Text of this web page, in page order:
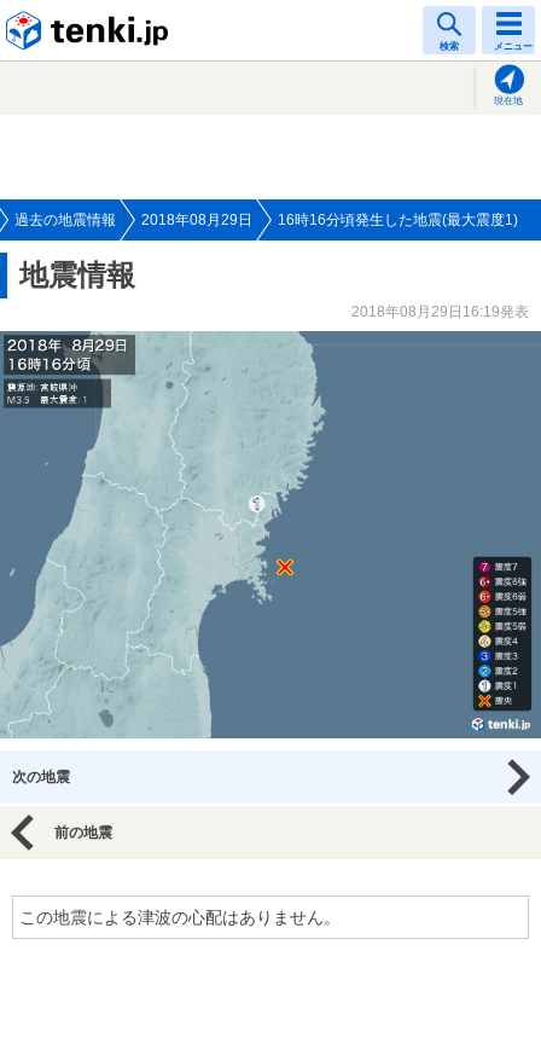
検索 メニュー
現在地
過去の地震情報 2018年08月29日 16時16分頃発生した地震(最大震度1)
地震情報
2018年08月29日16:19発表
次の地震
前の地震
この地震による津波の心配はありません。